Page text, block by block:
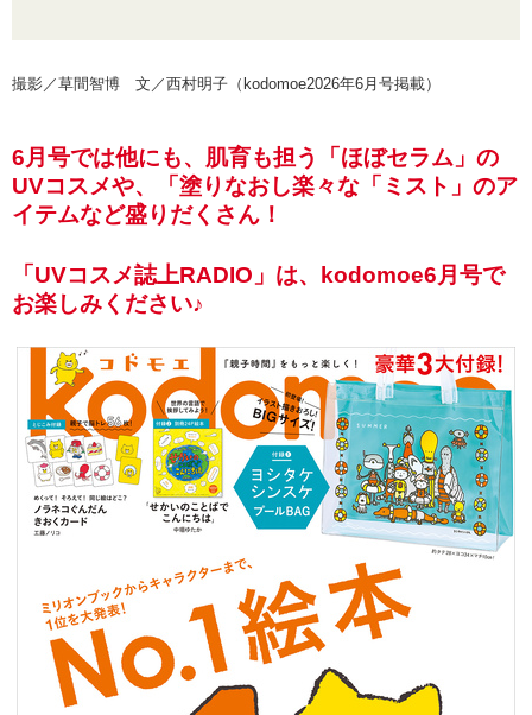
撮影／草間智博 文／西村明子（kodomoe2026年6月号掲載）
6月号では他にも、肌育も担う「ほぼセラム」の
UVコスメや、「塗りなおし楽々な「ミスト」のア
イテムなど盛りだくさん！
「UVコスメ誌上RADIO」は、kodomoe6月号で
お楽しみください♪